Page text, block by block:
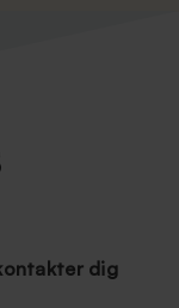
dig